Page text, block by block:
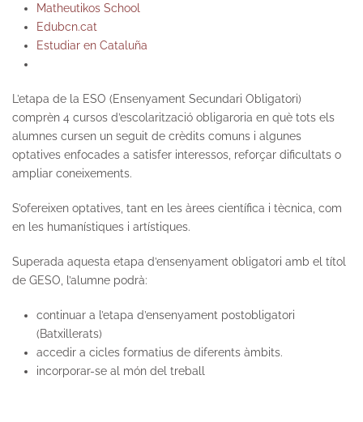
Matheutikos School
Edubcn.cat
Estudiar en Cataluña
L’etapa de la ESO (Ensenyament Secundari Obligatori)
comprèn 4 cursos d’escolarització obligaroria en què tots els
alumnes cursen un seguit de crèdits comuns i algunes
optatives enfocades a satisfer interessos, reforçar dificultats o
ampliar coneixements.
S’ofereixen optatives, tant en les àrees científica i tècnica, com
en les humanístiques i artístiques.
Superada aquesta etapa d’ensenyament obligatori amb el títol
de GESO, l’alumne podrà:
continuar a l’etapa d’ensenyament postobligatori
(Batxillerats)
accedir a cicles formatius de diferents àmbits.
incorporar-se al món del treball